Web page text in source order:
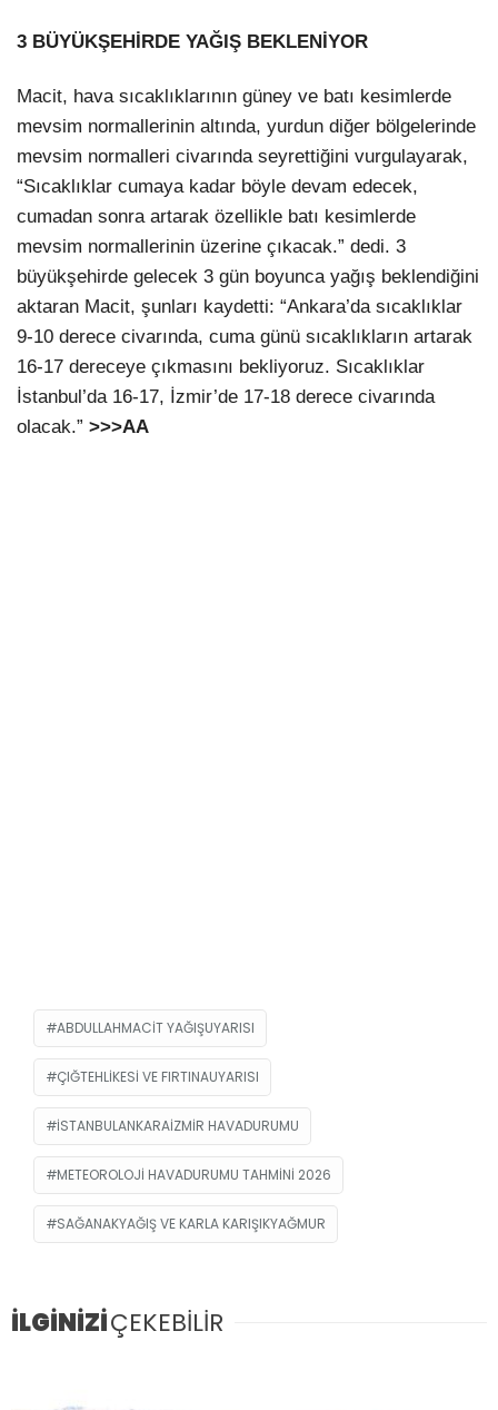
3 BÜYÜKŞEHİRDE YAĞIŞ BEKLENİYOR
Macit, hava sıcaklıklarının güney ve batı kesimlerde
mevsim normallerinin altında, yurdun diğer bölgelerinde
mevsim normalleri civarında seyrettiğini vurgulayarak,
“Sıcaklıklar cumaya kadar böyle devam edecek,
cumadan sonra artarak özellikle batı kesimlerde
mevsim normallerinin üzerine çıkacak.” dedi. 3
büyükşehirde gelecek 3 gün boyunca yağış beklendiğini
aktaran Macit, şunları kaydetti: “Ankara’da sıcaklıklar
9-10 derece civarında, cuma günü sıcaklıkların artarak
16-17 dereceye çıkmasını bekliyoruz. Sıcaklıklar
İstanbul’da 16-17, İzmir’de 17-18 derece civarında
olacak.” >>>AA
ABDULLAHMACIT YAĞIŞUYARISI
ÇIĞTEHLIKESI VE FIRTINAUYARISI
ISTANBULANKARAIZMIR HAVADURUMU
METEOROLOJI HAVADURUMU TAHMINI 2026
SAĞANAKYAĞIŞ VE KARLA KARIŞIKYAĞMUR
İLGİNİZİÇEKEBİLİR